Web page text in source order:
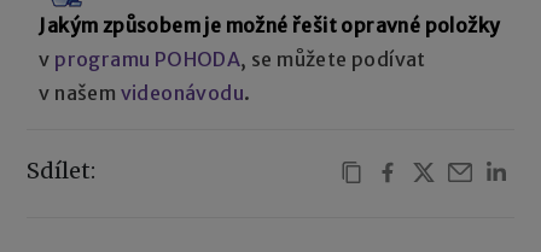
Jakým způsobem je možné řešit opravné položky
v programu POHODA, se můžete podívat
v našem videonávodu.
Sdílet: